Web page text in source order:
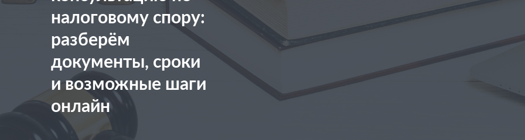
налоговому спору:
разберём
документы, сроки
и возможные шаги
онлайн